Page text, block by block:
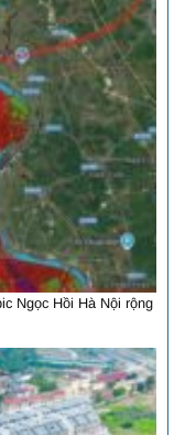
Ngọc Hồi Hà Nội rộng